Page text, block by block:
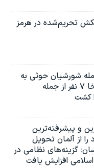
شورشیان حوثی به
شهر بندری مخا ۷ نفر از جمله
کشت
و پیشرفته‌ترین
را از آلمان تحویل
گزینه‌های نظامی در
افزایش یافت